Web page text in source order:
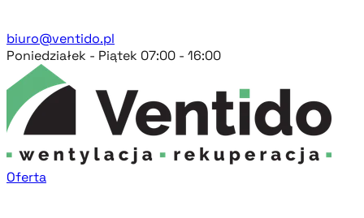
biuro@ventido.pl
Poniedziałek - Piątek 07:00 - 16:00
Oferta